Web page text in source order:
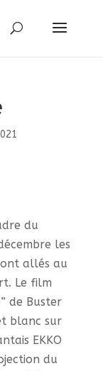
du
les
allés au
Le film
de Buster
blanc sur
EKKO
du